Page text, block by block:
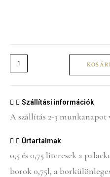
5+1
Édes
Szállítási információk
A szállítás 2-3 munkanapot
Űrtartalmak
0,5 és 0,75 literesek a
borok 0,75l, a